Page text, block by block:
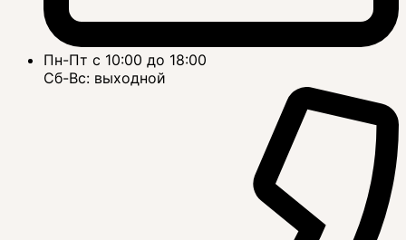
Пн-Пт с 10:00 до 18:00
Сб-Вс: выходной